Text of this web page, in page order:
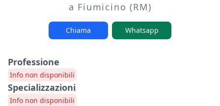
a Fiumicino (RM)
Chiama Whatsapp
Professione
Info non disponibili
Specializzazioni
Info non disponibili